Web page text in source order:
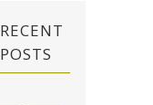
RECENT
POSTS